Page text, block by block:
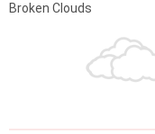
Broken Clouds